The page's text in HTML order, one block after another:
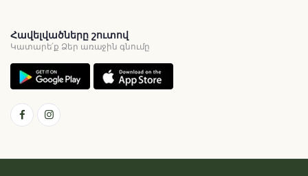
Հավելվածները շուտով
Կատարե՛ք Ձեր առաջին գնումը